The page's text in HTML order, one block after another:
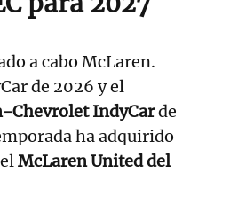
a cabo McLaren.
de 2026 y el
Chevrolet IndyCarde
ha adquirido
McLaren United del